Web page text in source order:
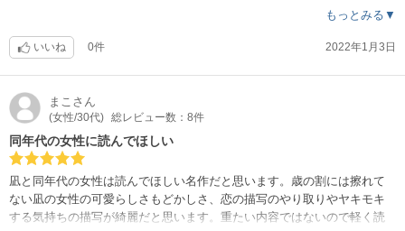
りしたことのオンパレードだったようなそうなのか。続き早く読みたい
もっとみる▼
いいね 0件 2022年1月3日
まこ さん
(女性/30代) 総レビュー数：8件
同年代の女性に読んでほしい
凪と同年代の女性は読んでほしい名作だと思います。歳の割には擦れて
ない凪の女性の可愛らしさもどかしさ、恋の描写のやり取りやヤキモキ
する気持ちの描写が綺麗だと思います。重たい内容ではないので軽く読